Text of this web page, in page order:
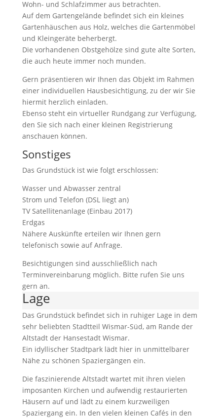
Wohn- und Schlafzimmer aus betrachten.
Auf dem Gartengelände befindet sich ein kleines
Gartenhäuschen aus Holz, welches die Gartenmöbel
und Kleingeräte beherbergt.
Die vorhandenen Obstgehölze sind gute alte Sorten,
die auch heute immer noch munden.
Gern präsentieren wir Ihnen das Objekt im Rahmen
einer individuellen Hausbesichtigung, zu der wir Sie
hiermit herzlich einladen.
Ebenso steht ein virtueller Rundgang zur Verfügung,
den Sie sich nach einer kleinen Registrierung
anschauen können.
Sonstiges
Das Grundstück ist wie folgt erschlossen:
Wasser und Abwasser zentral
Strom und Telefon (DSL liegt an)
TV Satellitenanlage (Einbau 2017)
Erdgas
Nähere Auskünfte erteilen wir Ihnen gern
telefonisch sowie auf Anfrage.
Besichtigungen sind ausschließlich nach
Terminvereinbarung möglich. Bitte rufen Sie uns
gern an.
Lage
Das Grundstück befindet sich in ruhiger Lage in dem
sehr beliebten Stadtteil Wismar-Süd, am Rande der
Altstadt der Hansestadt Wismar.
Ein idyllischer Stadtpark lädt hier in unmittelbarer
Nähe zu schönen Spaziergängen ein.
Die faszinierende Altstadt wartet mit ihren vielen
imposanten Kirchen und aufwendig restaurierten
Häusern auf und lädt zu einem kurzweiligen
Spaziergang ein. In den vielen kleinen Cafés in den